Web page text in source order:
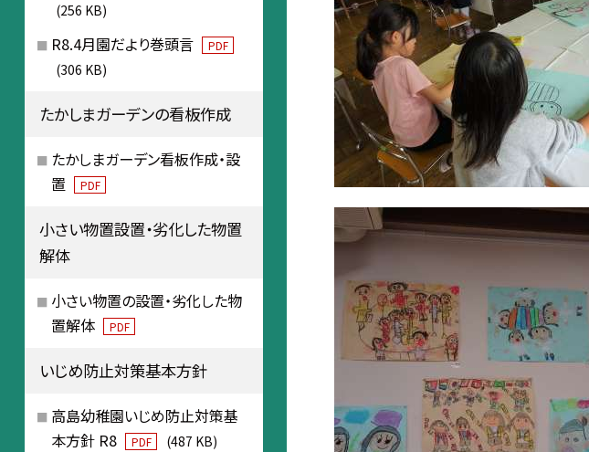
(256 KB)
R8.4月園だより巻頭言 PDF
(306 KB)
たかしまガーデンの看板作成
たかしまガーデン看板作成・設
置
PDF
小さい物置設置・劣化した物置
解体
小さい物置の設置・劣化した物
置解体
PDF
いじめ防止対策基本方針
高島幼稚園いじめ防止対策基
本方針 R8
PDF (487 KB)